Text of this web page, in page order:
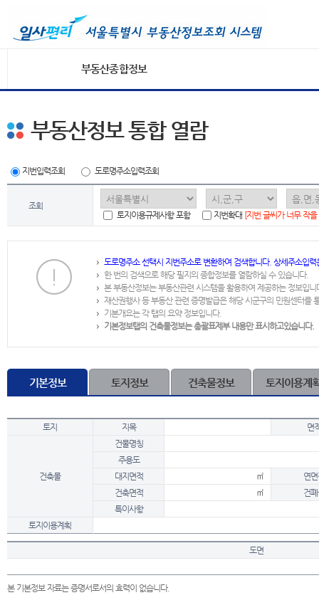
부동산종합정보
부동산정보 통합 열람
지번입력조회 도로명주소입력조회
조회
토지이용규제사항 포함
지번확대 [지번 글씨가 너무 작
도로명주소 선택시 지번주소로 변환하여 검색합니다. 상세주소입
한 번의 검색으로 해당 필지의 종합정보를 열람하실 수 있습니다.
본 부동산정보는 부동산관련 시스템을 활용하여 제공하는 정보입니
재산권행사 등 부동산 관련 증명발급은 해당 시군구의 민원센터를
기본개요는 각 탭의 요약 정보입니다.
기본정보탭의 건축물정보는 총괄표제부 내용만 표시하고있습니다.
기본정보 토지정보 건축물정보 토지이용계
토지 지목 면
건축물
건물명칭
주용도
대지면적
㎡
연
건축면적
㎡
건
특이사항
토지이용계획
도면
본 기본정보 자료는 증명서로서의 효력이 없습니다.